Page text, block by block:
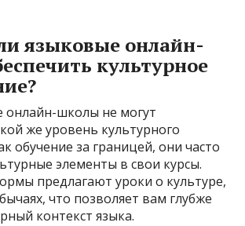
языковые онлайн-
культурное
онлайн-школы не могут
же уровень культурного
обучение за границей, они часто
элементы в свои курсы.
предлагают уроки о культуре,
что позволяет вам глубже
контекст языка.